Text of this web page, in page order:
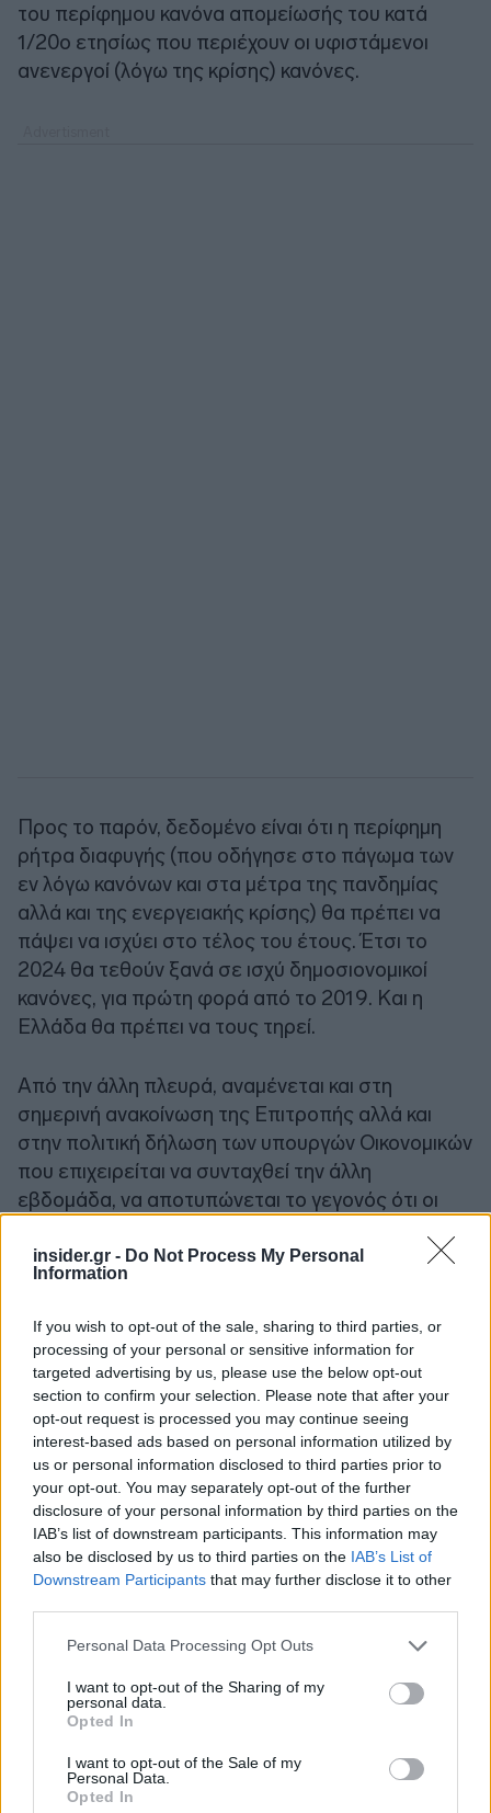
insider.gr - Do Not Process My Personal
Information
If you wish to opt-out of the sale, sharing to third parties, or
processing of your personal or sensitive information for
targeted advertising by us, please use the below opt-out
section to confirm your selection. Please note that after your
opt-out request is processed you may continue seeing
interest-based ads based on personal information utilized by
us or personal information disclosed to third parties prior to
your opt-out. You may separately opt-out of the further
disclosure of your personal information by third parties on the
IAB’s list of downstream participants. This information may
also be disclosed by us to third parties on the IAB’s List of
Downstream Participants that may further disclose it to other
Please note that this website/app uses one or more Google
not limited to your visit or usage behaviour. You may click to
grant or deny consent to Google and its third-party tags to
use your data for below specified purposes in below Google
consent section.
Personal Data Processing Opt Outs
I want to opt-out of the Sharing of my
personal data.
Opted In
I want to opt-out of the Sale of my
Personal Data.
Opted In
του περίφημου κανόνα απομείωσής του κατά
1/20ο ετησίως που περιέχουν οι υφιστάμενοι
ανενεργοί (λόγω της κρίσης) κανόνες.
Προς το παρόν, δεδομένο είναι ότι η περίφημη
ρήτρα διαφυγής (που οδήγησε στο πάγωμα των
εν λόγω κανόνων και στα μέτρα της πανδημίας
αλλά και της ενεργειακής κρίσης) θα πρέπει να
πάψει να ισχύει στο τέλος του έτους. Έτσι το
2024 θα τεθούν ξανά σε ισχύ δημοσιονομικοί
κανόνες, για πρώτη φορά από το 2019. Και η
Ελλάδα θα πρέπει να τους τηρεί.
Από την άλλη πλευρά, αναμένεται και στη
σημερινή ανακοίνωση της Επιτροπής αλλά και
στην πολιτική δήλωση των υπουργών Οικονομικών
που επιχειρείται να συνταχθεί την άλλη
εβδομάδα, να αποτυπώνεται το γεγονός ότι οι
«ευελιξία» θα επιχειρηθεί να υπάρχει,
ενσωματώνοντας τα στοιχεία στα οποία έχει
μεγάλου «χώρου» σε συνδυασμό με
μεταρρυθμίσεις, αλλά και για δαπάνες που
συνδέονται με πράσινες επενδύσεις και με την
αμυντική θωράκιση. Βεβαίως, εξηγούν αρμόδιες
πηγές, οι «παροχές» θα αντισταθμίζονται από τις
απαιτήσεις του Βορρά για ανταλλάγματα σε
όρους μεγαλύτερης εποπτείας και σε
συγκεκριμένους στόχους δημοσιονομικής
προσαρμογής.